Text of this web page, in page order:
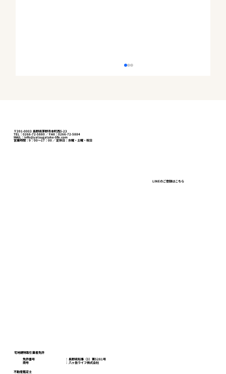
ガラガラの百貨店、建ちすぎるオフィ
宅地建物取引業者免許
免許番号
​： 長野県知事（3）第5281号
商号 ​： 八ヶ岳ライフ株式会社
不動産鑑定士
〒391-0003 長野県茅野市本町西5-23
TEL：0266-72-5880 ／ FAX：0266-72-5884
MAIL：info@yatsugatake-life.com
営業時間：9：00～17：00 ／ 定休日：水曜・土曜・祝日
LINEのご登録はこちら